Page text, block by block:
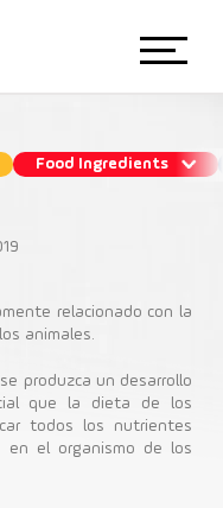
porcicultura
Food Ingredients
relacionado con la
animales.
produzca un desarrollo
que la dieta de los
todos los nutrientes
en el organismo de los